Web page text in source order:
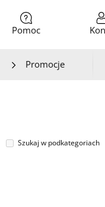
Pomoc
Promocje
Szukaj w podkategoriach